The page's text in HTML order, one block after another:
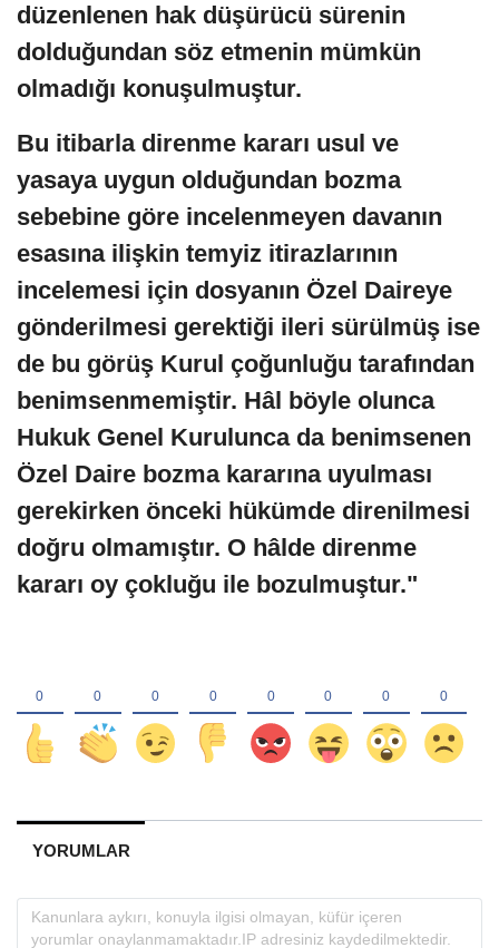
düzenlenen hak düşürücü sürenin
dolduğundan söz etmenin mümkün
olmadığı konuşulmuştur.
Bu itibarla direnme kararı usul ve
yasaya uygun olduğundan bozma
sebebine göre incelenmeyen davanın
esasına ilişkin temyiz itirazlarının
incelemesi için dosyanın Özel Daireye
gönderilmesi gerektiği ileri sürülmüş ise
de bu görüş Kurul çoğunluğu tarafından
benimsenmemiştir. Hâl böyle olunca
Hukuk Genel Kurulunca da benimsenen
Özel Daire bozma kararına uyulması
gerekirken önceki hükümde direnilmesi
doğru olmamıştır. O hâlde direnme
kararı oy çokluğu ile bozulmuştur."
YORUMLAR